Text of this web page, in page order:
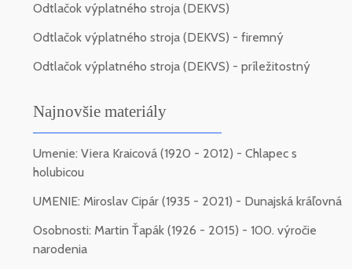
Odtlačok výplatného stroja (DEKVS)
Odtlačok výplatného stroja (DEKVS) - firemný
Odtlačok výplatného stroja (DEKVS) - príležitostný
Najnovšie materiály
Umenie: Viera Kraicová (1920 - 2012) - Chlapec s
holubicou
UMENIE: Miroslav Cipár (1935 - 2021) - Dunajská kráľovná
Osobnosti: Martin Ťapák (1926 - 2015) - 100. výročie
narodenia